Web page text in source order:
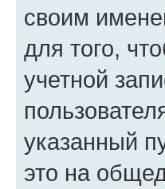
своим
для того,
учетной
указанный
это на